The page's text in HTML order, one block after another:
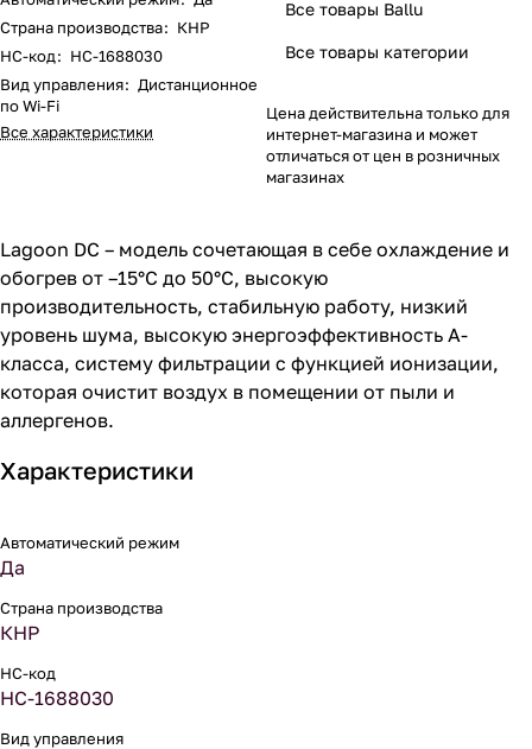
Страна производства: КНР
НС-код: НС-1688030
Вид управления: Дистанционное
по Wi-Fi
Все характеристики
Все товары Ballu
Все товары категории
Цена действительна только для
интернет-магазина и может
отличаться от цен в розничных
магазинах
Lagoon DC – модель сочетающая в себе охлаждение и
обогрев от –15°С до 50°С, высокую
производительность, стабильную работу, низкий
уровень шума, высокую энергоэффективность А-
класса, систему фильтрации с функцией ионизации,
которая очистит воздух в помещении от пыли и
аллергенов.
Характеристики
Автоматический режим
Да
Страна производства
КНР
НС-код
НС-1688030
Вид управления